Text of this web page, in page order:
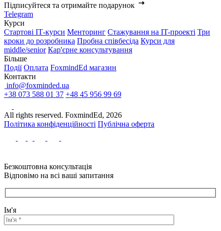
Підписуйтеся та отримайте подарунок
Telegram
Курси
Стартові IТ-курси Менторинг Стажування на IT-проекті Три
кроки до розробника Пробна співбесіда Курси для
middle/senior Кар'єрне консультування
Більше
Події Оплата FoxmindEd магазин
Контакти
info@foxminded.ua
+38 073 588 01 37 +48 45 956 99 69
All rights reserved. FoxmindEd, 2026
Політика конфіденційності Публічна оферта
Безкоштовна консультація
Відповімо на всі ваші запитання
Ім'я